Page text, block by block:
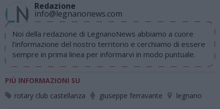
Redazione
info@legnanonews.com
Noi della redazione di LegnanoNews abbiamo a cuore
l'informazione del nostro territorio e cerchiamo di essere
sempre in prima linea per informarvi in modo puntuale.
PIÙ INFORMAZIONI SU
rotary club castellanza
giuseppe ferravante legnano